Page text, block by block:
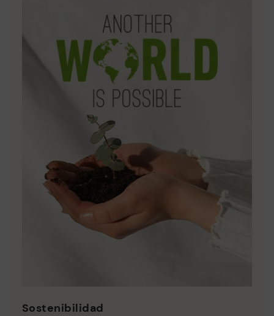
Sostenibilidad